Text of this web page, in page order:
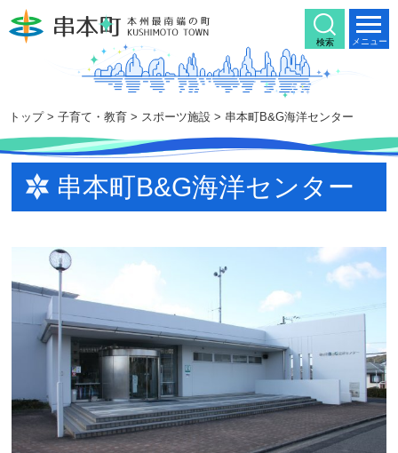
文
メニュー
トップ> 子育て・教育 > スポーツ施設 > 串本町B&G海洋センター
検索
串本町B&G海洋センター